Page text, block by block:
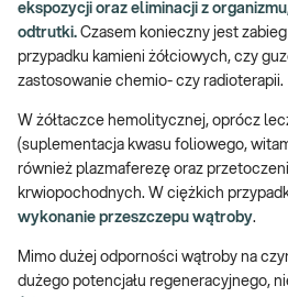
ekspozycji oraz eliminacji z
odtrutki. Czasem konieczny jest
przypadku kamieni żółciowych, czy
zastosowanie chemio- czy radioterapii.
W żółtaczce hemolitycznej, oprócz
(suplementacja kwasu foliowego,
również plazmaferezę oraz
krwiopochodnych. W ciężkich
wykonanie przeszczepu wątroby.
Mimo dużej odporności wątroby na
dużego potencjału regeneracyjnego,